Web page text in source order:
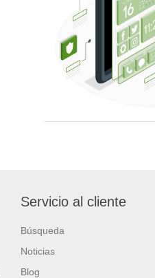
Servicio al cliente
Búsqueda
Noticias
Blog